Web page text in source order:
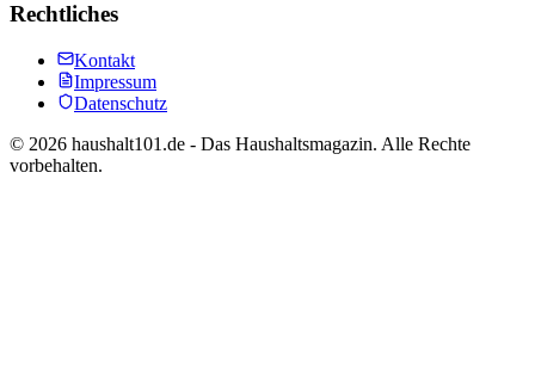
Rechtliches
Kontakt
Impressum
Datenschutz
© 2026 haushalt101.de - Das Haushaltsmagazin. Alle Rechte
vorbehalten.